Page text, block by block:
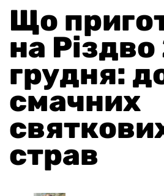
Що
на
грудня:
смачних
страв